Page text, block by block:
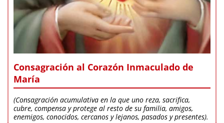
Consagración al Corazón Inmaculado de
María
(Consagración acumulativa en la que uno reza, sacrifica,
cubre, compensa y protege al resto de su familia, amigos,
enemigos, conocidos, cercanos y lejanos, pasados y presentes).